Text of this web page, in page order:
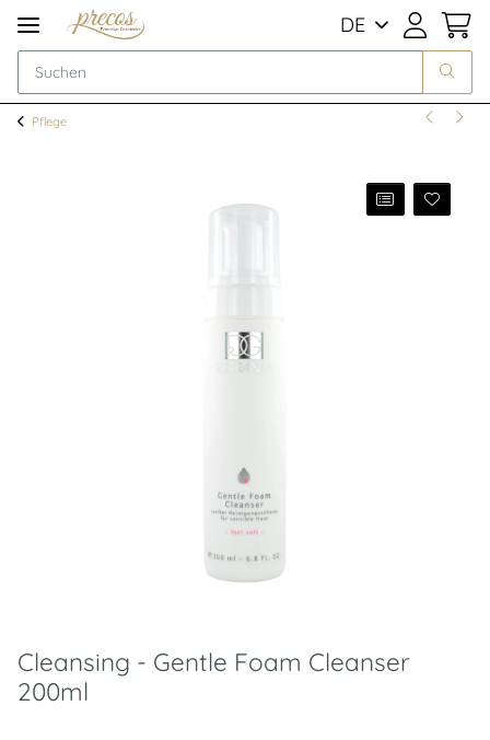
DE
Pflege
Cleansing - Gentle Foam Cleanser
200ml